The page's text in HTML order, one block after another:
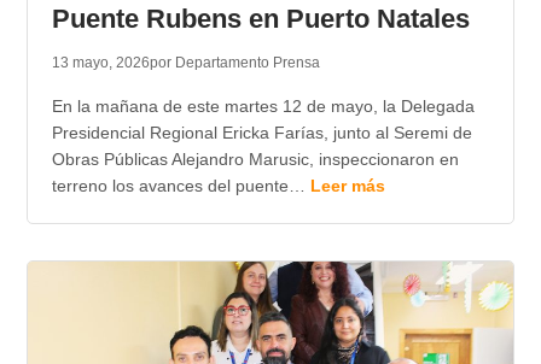
Puente Rubens en Puerto Natales
13 mayo, 2026por Departamento Prensa
En la mañana de este martes 12 de mayo, la Delegada
Presidencial Regional Ericka Farías, junto al Seremi de
Obras Públicas Alejandro Marusic, inspeccionaron en
terreno los avances del puente… Leer más